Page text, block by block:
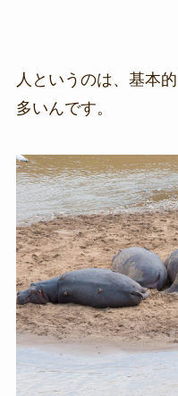
人というのは、基本
多いんです。